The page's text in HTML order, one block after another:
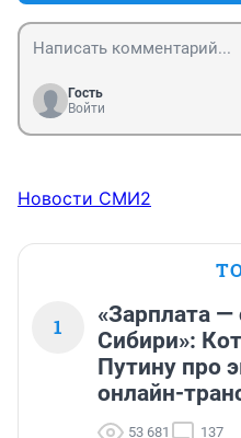
Гость
Войти
Новости СМИ2
1
«Зарплата
Сибири»:
Путину про
онлайн-
53 681 137